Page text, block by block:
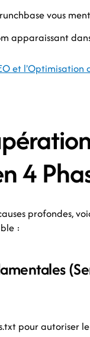
vous
apparaissant
et
4
profondes,
:
pour autoriser